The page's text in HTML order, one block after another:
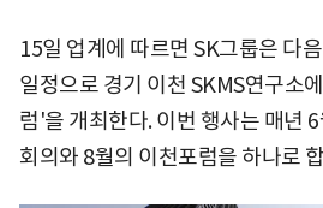
15일 업계에 따르면 SK그룹은 다
일정으로 경기 이천 SKMS연구소
럼'을 개최한다. 이번 행사는 매년
회의와 8월의 이천포럼을 하나로